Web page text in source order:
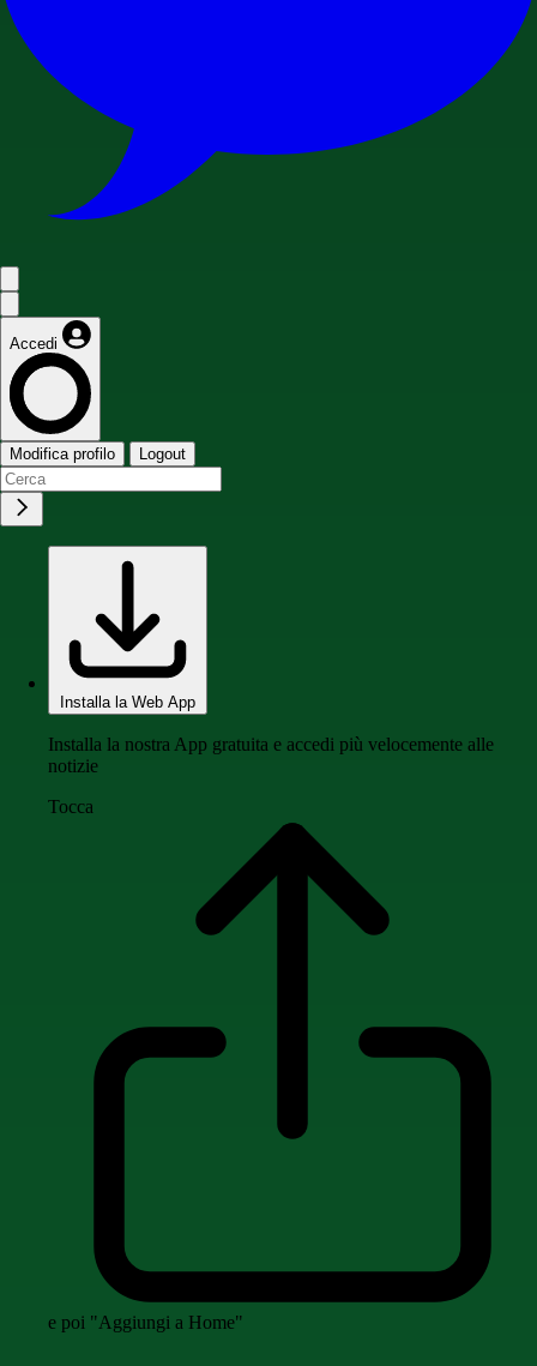
Accedi
Modifica profilo Logout
Installa la Web App
Installa la nostra App gratuita e accedi più velocemente alle
notizie
Tocca
e poi "Aggiungi a Home"